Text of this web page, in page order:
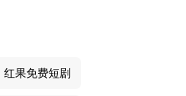
红果免费短剧